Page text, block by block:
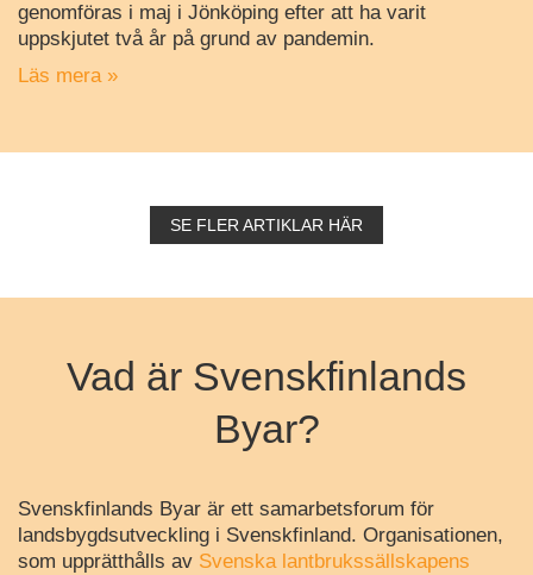
genomföras i maj i Jönköping efter att ha varit
uppskjutet två år på grund av pandemin.
Läs mera »
SE FLER ARTIKLAR HÄR
Vad är Svenskfinlands
Byar?
Svenskfinlands Byar är ett samarbetsforum för
landsbygdsutveckling i Svenskfinland. Organisationen,
som upprätthålls av Svenska lantbrukssällskapens